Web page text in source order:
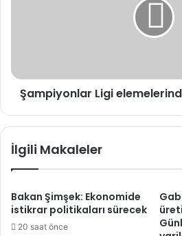
Şampiyonlar Ligi
İlgili Makaleler
Bakan Şimşek: Ekonomide
istikrar politikaları sürecek
20 saat önce